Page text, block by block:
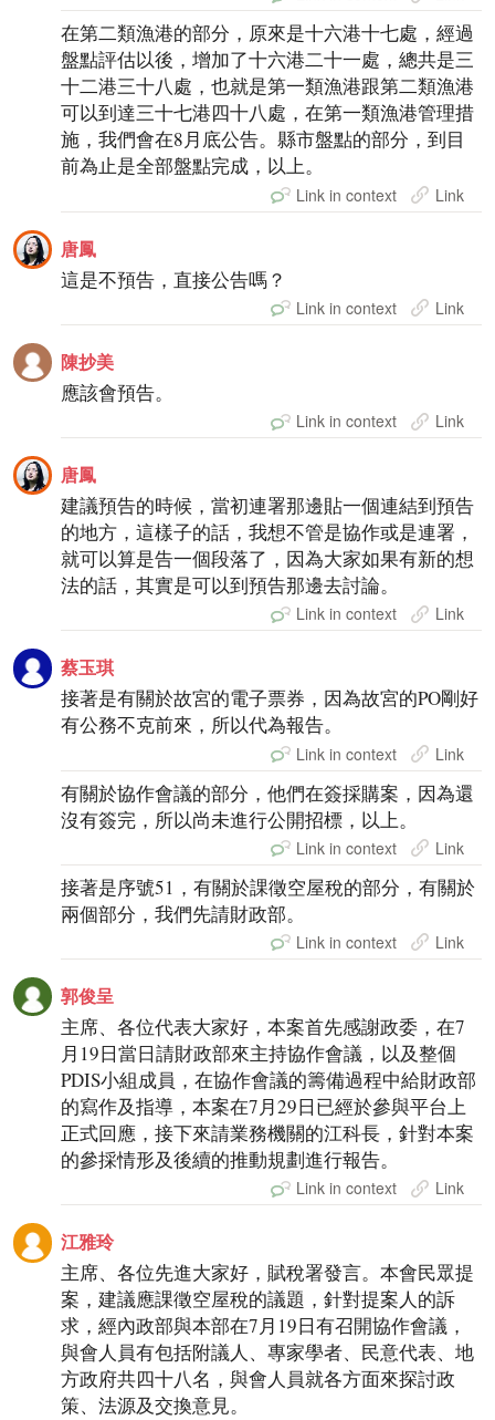
在第二類漁港的部分，原來是十六港十七處，經過
盤點評估以後，增加了十六港二十一處，總共是三
十二港三十八處，也就是第一類漁港跟第二類漁港
可以到達三十七港四十八處，在第一類漁港管理措
施，我們會在8月底公告。縣市盤點的部分，到目
前為止是全部盤點完成，以上。
Link in context Link
唐鳳
這是不預告，直接公告嗎？
Link in context Link
陳抄美
應該會預告。
Link in context Link
唐鳳
建議預告的時候，當初連署那邊貼一個連結到預告
的地方，這樣子的話，我想不管是協作或是連署，
就可以算是告一個段落了，因為大家如果有新的想
法的話，其實是可以到預告那邊去討論。
Link in context Link
蔡玉琪
接著是有關於故宮的電子票券，因為故宮的PO剛好
有公務不克前來，所以代為報告。
Link in context Link
有關於協作會議的部分，他們在簽採購案，因為還
沒有簽完，所以尚未進行公開招標，以上。
Link in context Link
接著是序號51，有關於課徵空屋稅的部分，有關於
兩個部分，我們先請財政部。
Link in context Link
郭俊呈
主席、各位代表大家好，本案首先感謝政委，在7
月19日當日請財政部來主持協作會議，以及整個
PDIS小組成員，在協作會議的籌備過程中給財政部
的寫作及指導，本案在7月29日已經於參與平台上
正式回應，接下來請業務機關的江科長，針對本案
的參採情形及後續的推動規劃進行報告。
Link in context Link
江雅玲
主席、各位先進大家好，賦稅署發言。本會民眾提
案，建議應課徵空屋稅的議題，針對提案人的訴
求，經內政部與本部在7月19日有召開協作會議，
與會人員有包括附議人、專家學者、民意代表、地
方政府共四十八名，與會人員就各方面來探討政
策、法源及交換意見。